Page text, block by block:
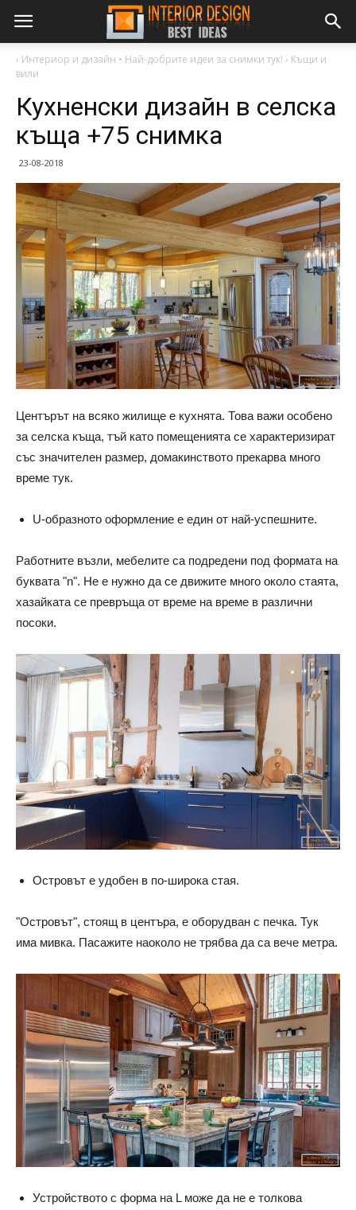
› Интериор и дизайн • Най-добрите идеи за снимки тук! › Къщи и
вили
Кухненски дизайн в селска
къща +75 снимка
23-08-2018
Центърът на всяко жилище е кухнята. Това важи особено
за селска къща, тъй като помещенията се характеризират
със значителен размер, домакинството прекарва много
време тук.
U-образното оформление е един от най-успешните.
Работните възли, мебелите са подредени под формата на
буквата "n". Не е нужно да се движите много около стаята,
хазайката се превръща от време на време в различни
посоки.
Островът е удобен в по-широка стая.
"Островът", стоящ в центъра, е оборудван с печка. Тук
има мивка. Пасажите наоколо не трябва да са вече метра.
Устройството с форма на L може да не е толкова